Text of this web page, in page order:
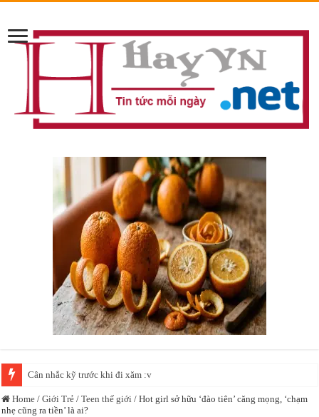
Cân nhắc kỹ trước khi đi xăm :v
Camera ghi lại được cảnh này, vãi linh hồn thiếu nữ =)))
Home / Giới Trẻ / Teen thế giới / Hot girl sở hữu ‘đào tiên’ căng mọng, ‘chạm
nhẹ cũng ra tiền’ là ai?